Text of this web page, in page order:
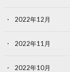
2022年12月
2022年11月
2022年10月